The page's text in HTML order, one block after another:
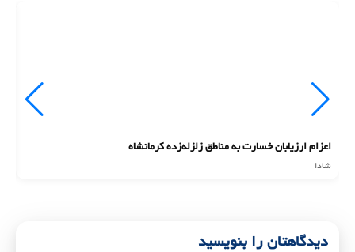
اعزام ارزیابان خسارت به مناطق زلزله‌زده کرمانشاه
شادا
دیدگاهتان را بنویسید